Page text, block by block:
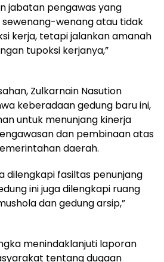
jabatan pengawas yang
sewenang-wenang atau tidak
kerja, tetapi jalankan amanah
tupoksi kerjanya,”
Zulkarnain Nasution
keberadaan gedung baru ini,
untuk menunjang kinerja
dan pembinaan atas
daerah.
dilengkapi fasiltas penunjang
ini juga dilengkapi ruang
dan gedung arsip,”
menindaklanjuti laporan
tentang dugaan